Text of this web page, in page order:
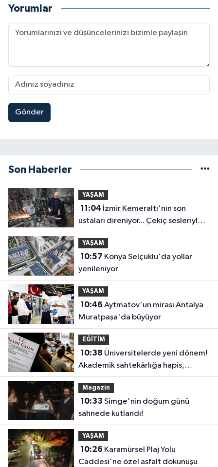
Yorumlar
Gönder
Son Haberler
YAŞAM
11:04
ustaları direniyor... Çekiç sesleriyle
yaşayan miras
YAŞAM
10:57
yenileniyor
YAŞAM
10:46
Muratpaşa'da büyüyor
EĞİTİM
10:38
Akademik sahtekârlığa hapis,
öğrencilere dönüş yolu
Magazin
10:33
sahnede kutlandı!
YAŞAM
10:26
Caddesi'ne özel asfalt dokunuşu